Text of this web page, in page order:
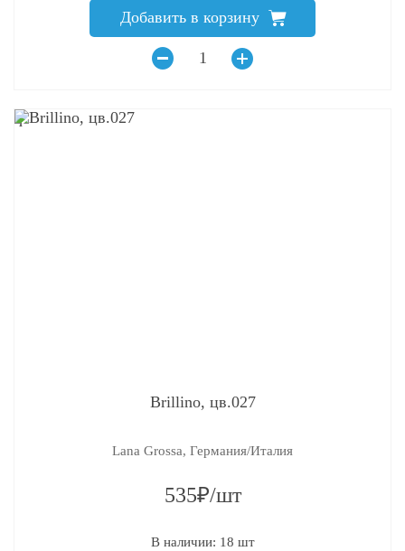
Добавить в корзину
q
Brillino, цв.027
Lana Grossa, Германия/Италия
535₽/шт
В наличии: 18 шт